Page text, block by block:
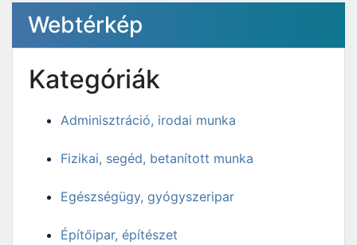
Webtérkép
Kategóriák
Adminisztráció, irodai munka
Fizikai, segéd, betanított munka
Egészségügy, gyógyszeripar
Építőipar, építészet